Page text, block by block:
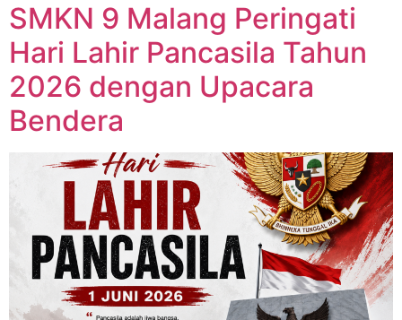
SMKN 9 Malang Peringati
Hari Lahir Pancasila Tahun
2026 dengan Upacara
Bendera